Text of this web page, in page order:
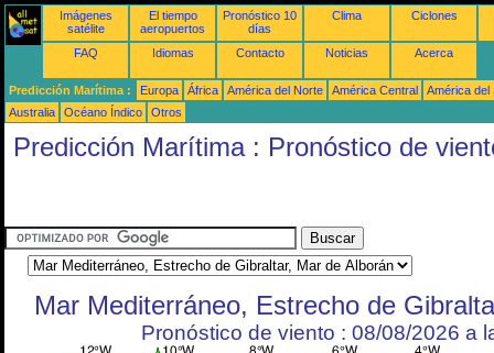
Imágenes
satélite
El tiempo
aeropuertos
Pronóstico 10
días
Clima Ciclones
FAQ Idiomas Contacto Noticias Acerca
Predicción Marítima : Europa África América del Norte América Central
América del
Australia
Océano Índico Otros
Predicción Marítima : Pronóstico de
Mar Mediterráneo, Estrecho de
Pronóstico de viento : 08/08/2026 a